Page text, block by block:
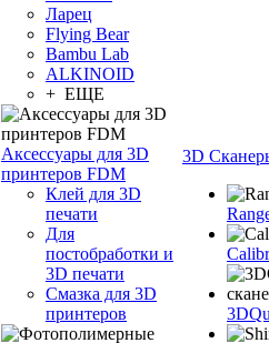
Ларец
Flying Bear
Bambu Lab
ALKINOID
+ ЕЩЕ
Аксессуары для 3D
принтеров FDM
Клей для 3D
печати
Для
постобработки и
3D печати
Смазка для 3D
принтеров
3D